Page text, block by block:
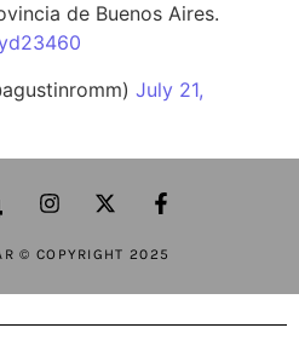
de Buenos Aires.
July 21,
© COPYRIGHT 2025